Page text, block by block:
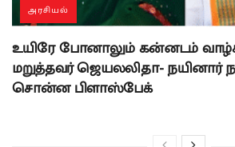
அரசியல்
உயிரே போனாலும் கன்னடம்
மறுத்தவர் ஜெயலலிதா- நயினார்
சொன்ன பிளாஸ்பேக்